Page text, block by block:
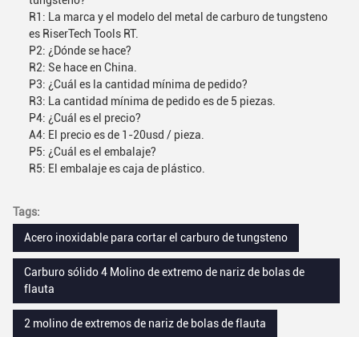
R1: La marca y el modelo del metal de carburo de tungsteno
es RiserTech Tools RT.
P2: ¿Dónde se hace?
R2: Se hace en China.
P3: ¿Cuál es la cantidad mínima de pedido?
R3: La cantidad mínima de pedido es de 5 piezas.
P4: ¿Cuál es el precio?
A4: El precio es de 1-20usd / pieza.
P5: ¿Cuál es el embalaje?
R5: El embalaje es caja de plástico.
Tags:
Acero inoxidable para cortar el carburo de tungsteno
Carburo sólido 4 Molino de extremo de nariz de bolas de
flauta
2 molino de extremos de nariz de bolas de flauta